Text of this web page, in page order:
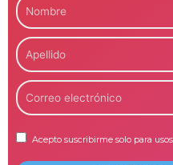
Acepto suscribirme solo para